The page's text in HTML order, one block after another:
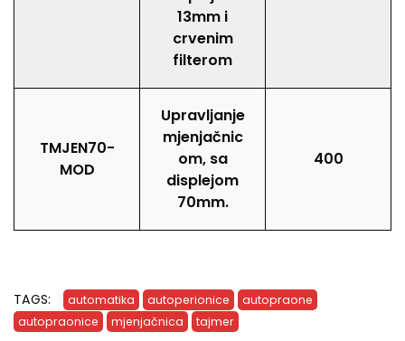
13mm i
crvenim
filterom
TMJEN70-
MOD
Upravljanje
mjenjačnic
om, sa
displejom
70mm.
400
TAGS: automatika autoperionice
autopraone
autopraonice
mjenjačnica tajmer